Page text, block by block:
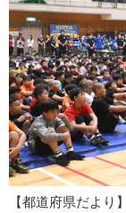
【都道府県だよ